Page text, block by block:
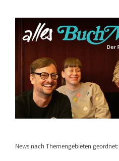
News nach Themengebieten geordnet: